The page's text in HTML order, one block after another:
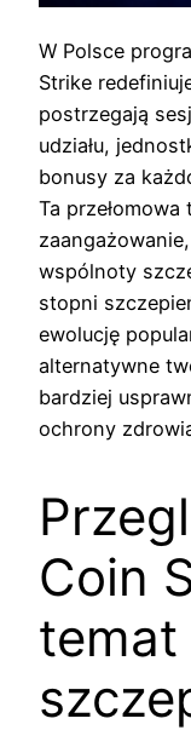
W Polsce
Strike
postrzegają
udziału,
bonusy za
Ta
wspólnoty
stopni
ewolucję
alternatywne
bardziej
ochrony
Coin